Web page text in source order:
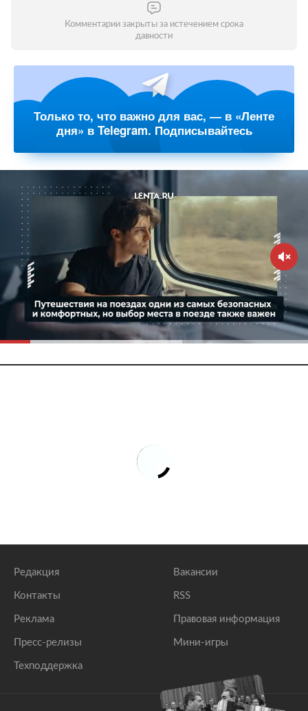
Комментарии закрыты за истечением срока
давности
Только то, что важно для вас, — в «Ленте
дня» в Telegram. Подписывайтесь
Редакция
Контакты
Реклама
Пресс-релизы
Техподдержка
Вакансии
RSS
Правовая информация
Мини-игры